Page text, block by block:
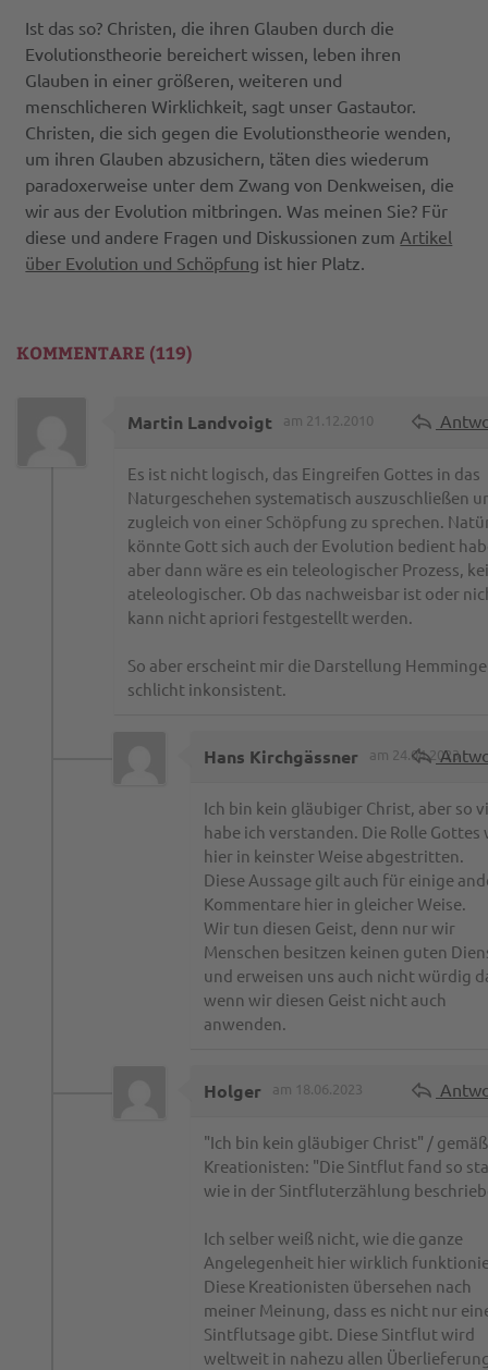
Ist das so? Christen, die ihren Glauben durch die
Evolutionstheorie bereichert wissen, leben ihren
Glauben in einer größeren, weiteren und
menschlicheren Wirklichkeit, sagt unser Gastautor.
Christen, die sich gegen die Evolutionstheorie wenden,
um ihren Glauben abzusichern, täten dies wiederum
paradoxerweise unter dem Zwang von Denkweisen, die
wir aus der Evolution mitbringen. Was meinen Sie? Für
diese und andere Fragen und Diskussionen zum Artikel
über Evolution und Schöpfung ist hier Platz.
KOMMENTARE (119)
Martin Landvoigt am 21.12.2010
Es ist nicht logisch, das Eingreifen Gottes in das
Naturgeschehen systematisch auszuschließen
zugleich von einer Schöpfung zu sprechen.
könnte Gott sich auch der Evolution bedient
aber dann wäre es ein teleologischer Prozess,
ateleologischer. Ob das nachweisbar ist oder
kann nicht apriori festgestellt werden.
So aber erscheint mir die Darstellung
schlicht inkonsistent.
Hans Kirchgässner am 24.04.2023
Ich bin kein gläubiger Christ, aber so
habe ich verstanden. Die Rolle Gottes
hier in keinster Weise abgestritten.
Diese Aussage gilt auch für einige
Kommentare hier in gleicher Weise.
Wir tun diesen Geist, denn nur wir
Menschen besitzen keinen guten
und erweisen uns auch nicht würdig
wenn wir diesen Geist nicht auch
anwenden.
Holger am 18.06.2023
"Ich bin kein gläubiger Christ" /
Kreationisten: "Die Sintflut fand so
wie in der Sintfluterzählung
Ich selber weiß nicht, wie die ganze
Angelegenheit hier wirklich
Diese Kreationisten übersehen nach
meiner Meinung, dass es nicht nur
Sintflutsage gibt. Diese Sintflut wird
weltweit in nahezu allen